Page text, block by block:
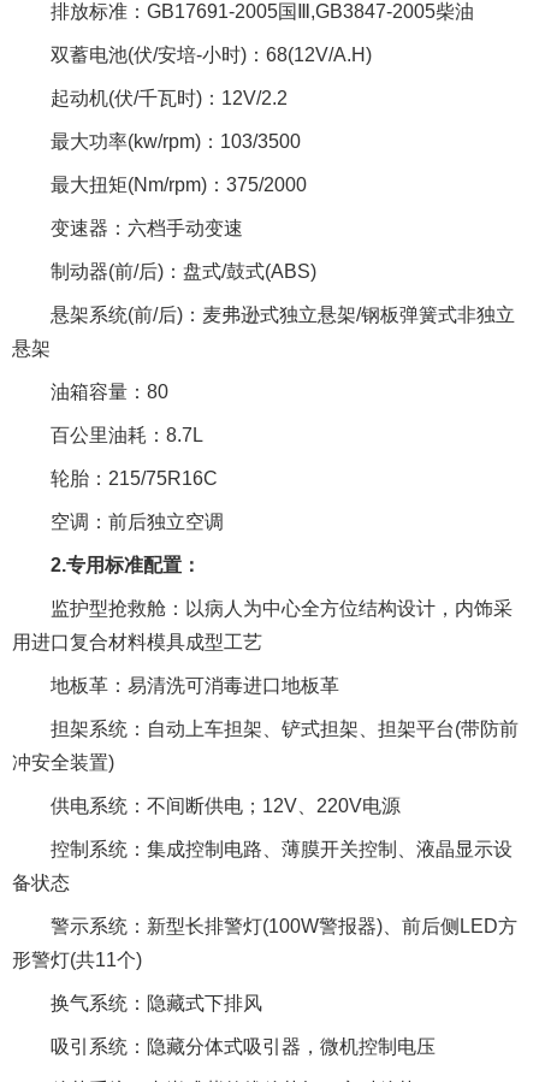
排放标准：GB17691-2005国Ⅲ,GB3847-2005柴油
双蓄电池(伏/安培-小时)：68(12V/A.H)
起动机(伏/千瓦时)：12V/2.2
最大功率(kw/rpm)：103/3500
最大扭矩(Nm/rpm)：375/2000
变速器：六档手动变速
制动器(前/后)：盘式/鼓式(ABS)
悬架系统(前/后)：麦弗逊式独立悬架/钢板弹簧式非独立
悬架
油箱容量：80
百公里油耗：8.7L
轮胎：215/75R16C
空调：前后独立空调
2.专用标准配置：
监护型抢救舱：以病人为中心全方位结构设计，内饰采
用进口复合材料模具成型工艺
地板革：易清洗可消毒进口地板革
担架系统：自动上车担架、铲式担架、担架平台(带防前
冲安全装置)
供电系统：不间断供电；12V、220V电源
控制系统：集成控制电路、薄膜开关控制、液晶显示设
备状态
警示系统：新型长排警灯(100W警报器)、前后侧LED方
形警灯(共11个)
换气系统：隐藏式下排风
吸引系统：隐藏分体式吸引器，微机控制电压